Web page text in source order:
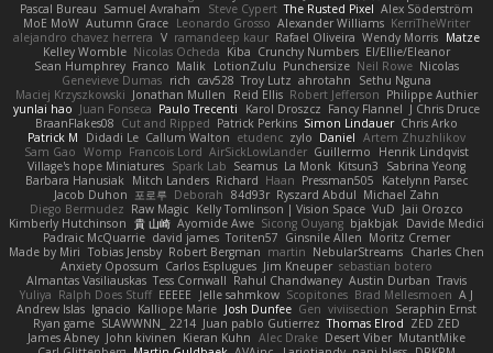
Pascal Bureau Samuel Avraham Steve Cypert The Rusted Pixel Alex Söderström
MoE MoW Autumn Grace Leonardo Grosso Alexander Williams KerriTheWriter
alejandro chavez herrera V ramandeep kaur Rafael Oliveira Wendy Morris Matze
Kelley Womble Nicolas Ocheda Kiba Crunchy Numbers El/Ellie/Eleanor
Sean Humphrey Franco Malik LotionZulu Punchersize Neil Rowe Nicolas
Genevieve Dumas rich cav528 Troy Lutz ahrotahn
Sethu Nguna
Maciej Krzyszkowski Jonathan Mullen Reid Ellis Robert Jefferson Philippe Authier
yunlai hao Juan Fonseca Paulo Trecenti Karol Droszcz Fancy Flannel J Chris Druce
BraanFlakes08 Cut and Ripped Patrick Perkins Simon Lindauer Chris Arko
Patrick M
Didadi Le Callum Walton etudenc zylo Daniel Artem Zhuzhlikov
Sam Gao Womp Francois Lord AirSickLowLander Guillermo
Henrik Lindqvist
Village's hope Miniatures Spark Lab Seamus La Monk Kitsun3
Sabrina Yeong
Barbara Hanusiak
Mitch Landers Richard Haan Pressman505
Katelynn Parsec
Jacob Duhon 포로루 Deborah 84d93r Ryszard Abdul Michael Zahn
Diego Bermudez Raw Magic Kelly Tomlinson | Vision Space VuD Jaii Orozco
Kimberly Hutchinson 貴 山崎 Ayomide Awe Sicong Ouyang bjakbjak
Davide Medici
Padraic McQuarrie david james Toriten57 Ginsnile Allen Moritz Cremer
Made by Miri Tobias Jensby Robert Bergman martin NebularStreams Charles Chen
Anxiety Opossum Carlos Esplugues Jim Kneuper sebastian botero
Almantas Vasiliauskas Tess Cornwall Rahul Chandwaney Austin Durban Travis
Yuliya Ralph Does Stuff EEEEE Jelle sahmkow Scopitones Brad Mellesmoen A J
Andrew Islas Ignacio Kalliope Marie Josh Dunfee Gen viviisection Seraphin Ernst
Ryan game SLAWWNN_ 2214 Juan pablo Gutierrez Thomas Elrod ZED ZED
James Abney John kivinen Kieran Kuhn Alec Drake Desert Viber MutantMike